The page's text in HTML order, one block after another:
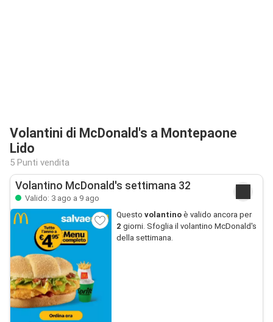
Volantini di McDonald's a Montepaone
Lido
5 Punti vendita
Volantino McDonald's settimana 32
Valido: 3 ago a 9 ago
Questo volantinoè valido ancora per
2 giorni. Sfoglia il volantino McDonald's
della settimana.